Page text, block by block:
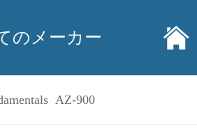
のメーカー
AZ-900